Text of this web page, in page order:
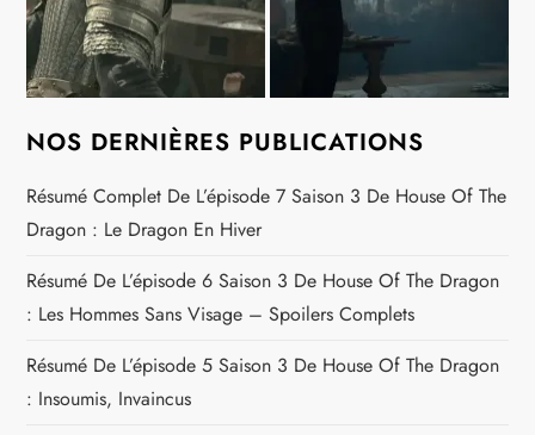
NOS DERNIÈRES PUBLICATIONS
Résumé Complet De L’épisode 7 Saison 3 De House Of The
Dragon : Le Dragon En Hiver
Résumé De L’épisode 6 Saison 3 De House Of The Dragon
: Les Hommes Sans Visage – Spoilers Complets
Résumé De L’épisode 5 Saison 3 De House Of The Dragon
: Insoumis, Invaincus